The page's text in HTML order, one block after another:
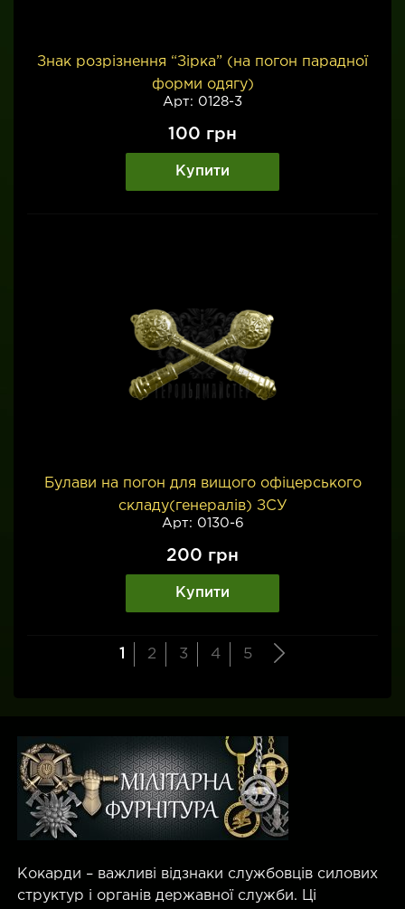
Знак розрізнення “Зірка” (на погон парадної
форми одягу)
Арт: 0128-3
100 грн
Купити
Булави на погон для вищого офіцерського
складу(генералів) ЗСУ
Арт: 0130-6
200 грн
Купити
1 2 3 4 5
Кокарди – важливі відзнаки службовців силових
структур і органів державної служби. Ці